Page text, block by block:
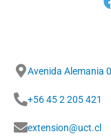
Avenida Alemania
+56 45 2 205 421
extension@uct.cl